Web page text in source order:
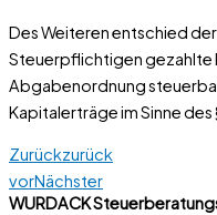
Des Weiteren entschied
Steuerpflichtigen gezahlte
Abgabenordnung
Kapitalerträge im Sinne des
Zurückzurück
vorNächster
WURDACK